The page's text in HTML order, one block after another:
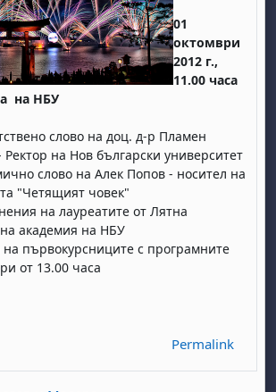
01
октомври
2012 г.,
11.00 часа
на НБУ
слово на доц. д-р Пламен
Ректор на Нов български университет
слово на Алек Попов - носител на
"Четящият човек"
на лауреатите от Лятна
академия на НБУ
първокурсниците с програмните
от 13.00 часа
Permalink